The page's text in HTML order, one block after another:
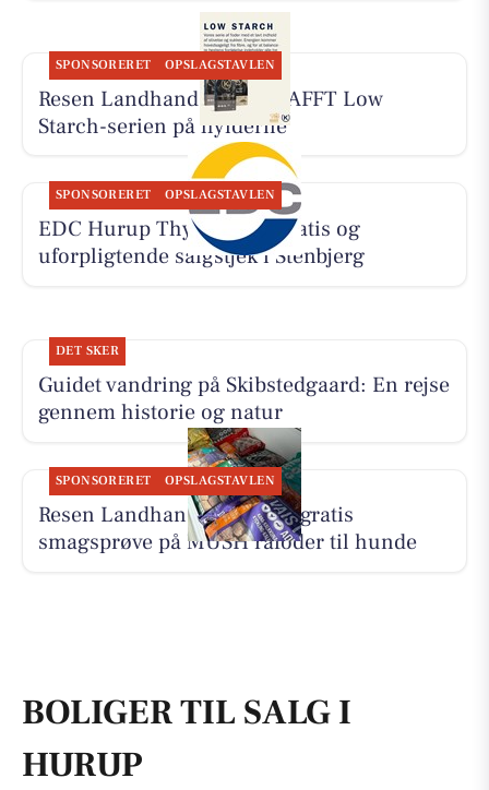
SPONSORERET OPSLAGSTAVLEN
Resen Landhandel har KRAFFT Low
Starch-serien på hylderne
SPONSORERET OPSLAGSTAVLEN
EDC Hurup Thy tilbyder gratis og
uforpligtende salgstjek i Stenbjerg
DET SKER
Guidet vandring på Skibstedgaard: En rejse
gennem historie og natur
SPONSORERET OPSLAGSTAVLEN
Resen Landhandel tilbyder gratis
smagsprøve på MUSH råfoder til hunde
BOLIGER TIL SALG I
HURUP